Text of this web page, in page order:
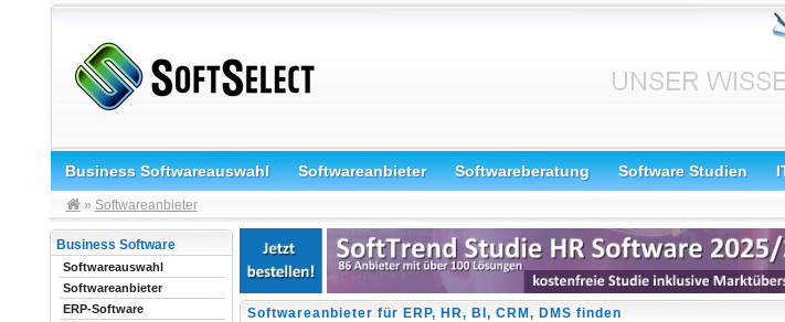
Business Softwareauswahl Softwareanbieter Softwareberatung Software Studien
» Softwareanbieter
Softwareanbieter für ERP, HR, BI, CRM, DMS finden
Business Software
Softwareauswahl
Softwareanbieter
ERP-Software